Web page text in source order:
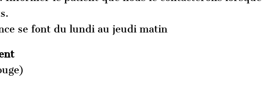
se font du lundi au jeudi matin